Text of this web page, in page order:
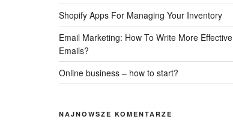
Shopify Apps For Managing Your Inventory
Email Marketing: How To Write More Effective
Emails?
Online business – how to start?
NAJNOWSZE KOMENTARZE